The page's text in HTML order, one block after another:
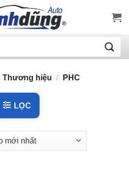
Thương hiệu / PHC
LỌC